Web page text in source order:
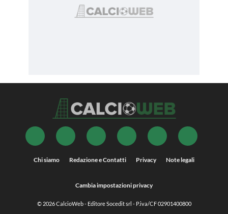
Chi siamo Redazione e Contatti Privacy Note legali
Cambia impostazioni privacy
© 2026CalcioWeb- Editore Socedit srl - P.iva/CF 02901400800